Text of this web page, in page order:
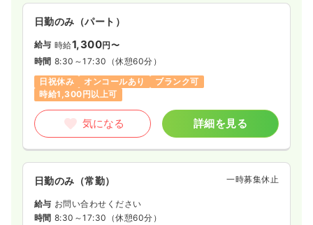
日勤のみ（パート）
給与 時給1,300円〜
時間 8:30～17:30 （休憩60分）
日祝休み
オンコールあり
ブランク可
時給1,300円以上可
気になる 詳細を見る
日勤のみ（常勤） 一時募集休止
給与 お問い合わせください
時間 8:30～17:30 （休憩60分）